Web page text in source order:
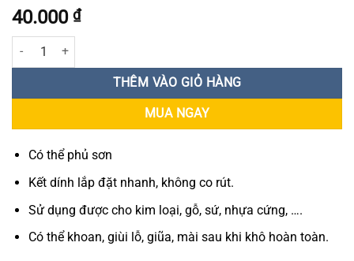
40.000 ₫
Keo dán Epoxy X'traseal 4 Minutes Steel 17ml x 2 số lượng
THÊM VÀO GIỎ HÀNG
MUA NGAY
Có thể phủ sơn
Kết dính lắp đặt nhanh, không co rút.
Sử dụng được cho kim loại, gỗ, sứ, nhựa cứng, ….
Có thể khoan, giùi lỗ, giũa, mài sau khi khô hoàn toàn.